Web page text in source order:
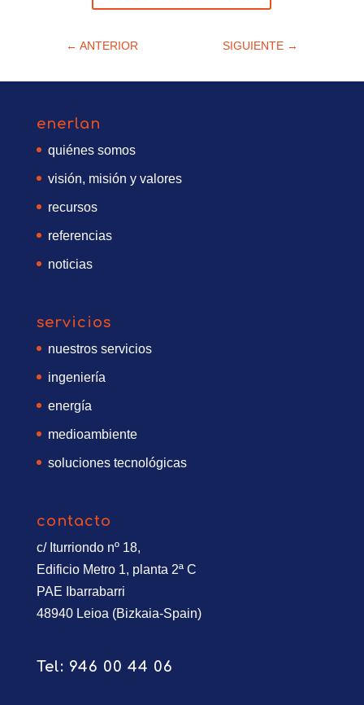
← ANTERIOR SIGUIENTE →
enerlan
quiénes somos
visión, misión y valores
recursos
referencias
noticias
servicios
nuestros servicios
ingeniería
energía
medioambiente
soluciones tecnológicas
contacto
c/ Iturriondo nº 18,
Edificio Metro 1, planta 2ª C
PAE Ibarrabarri
48940 Leioa (Bizkaia-Spain)
Tel: 946 00 44 06